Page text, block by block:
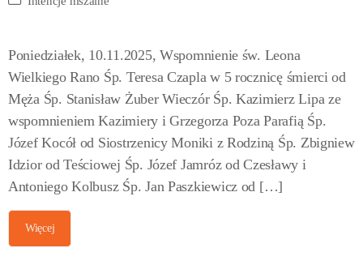
Poniedziałek, 10.11.2025, Wspomnienie św. Leona
Wielkiego Rano Śp. Teresa Czapla w 5 rocznicę śmierci od
Męża Śp. Stanisław Żuber Wieczór Śp. Kazimierz Lipa ze
wspomnieniem Kazimiery i Grzegorza Poza Parafią Śp.
Józef Kocół od Siostrzenicy Moniki z Rodziną Śp. Zbigniew
Idzior od Teściowej Śp. Józef Jamróz od Czesławy i
Antoniego Kolbusz Śp. Jan Paszkiewicz od […]
Więcej